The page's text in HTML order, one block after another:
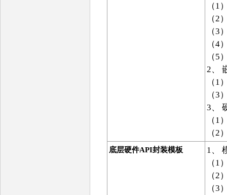
（1
（2
（3
（4
（5
2、
（1
（3
3、
（1
（2
底层硬件API封装模板
1、
（1
（2
（3